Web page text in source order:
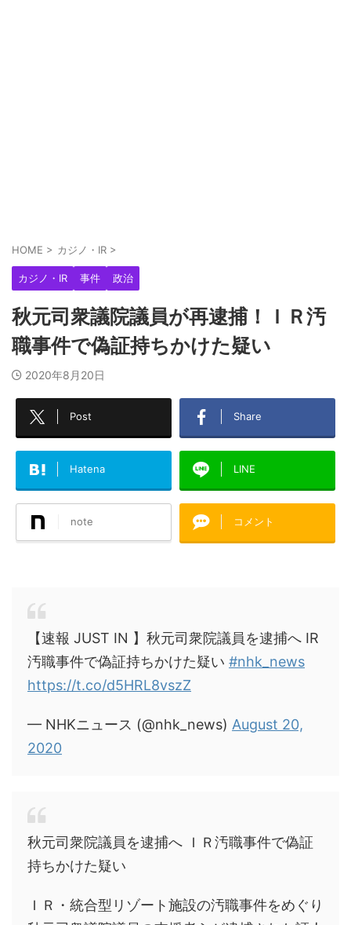
HOME > カジノ・IR >
カジノ・IR 事件 政治
秋元司衆議院議員が再逮捕！ＩＲ汚
職事件で偽証持ちかけた疑い
2020年8月20日
Post Share
Hatena LINE
note コメント
【速報 JUST IN 】秋元司衆院議員を逮捕へ IR
汚職事件で偽証持ちかけた疑い #nhk_news
https://t.co/d5HRL8vszZ
— NHKニュース (@nhk_news) August 20,
2020
秋元司衆院議員を逮捕へ ＩＲ汚職事件で偽証
持ちかけた疑い
ＩＲ・統合型リゾート施設の汚職事件をめぐり